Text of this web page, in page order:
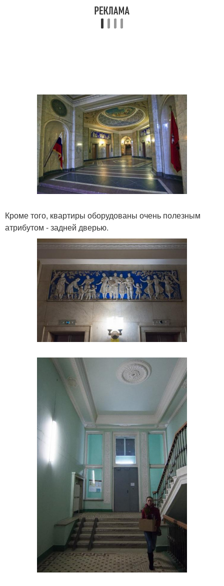
Кроме того, квартиры оборудованы очень полезным
атрибутом - задней дверью.